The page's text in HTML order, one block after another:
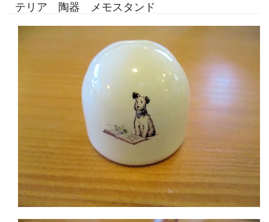
テリア 陶器 メモスタンド